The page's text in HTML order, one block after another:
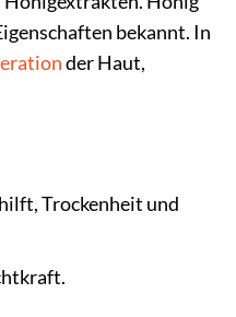
bekannt. In
der Haut,
Trockenheit und